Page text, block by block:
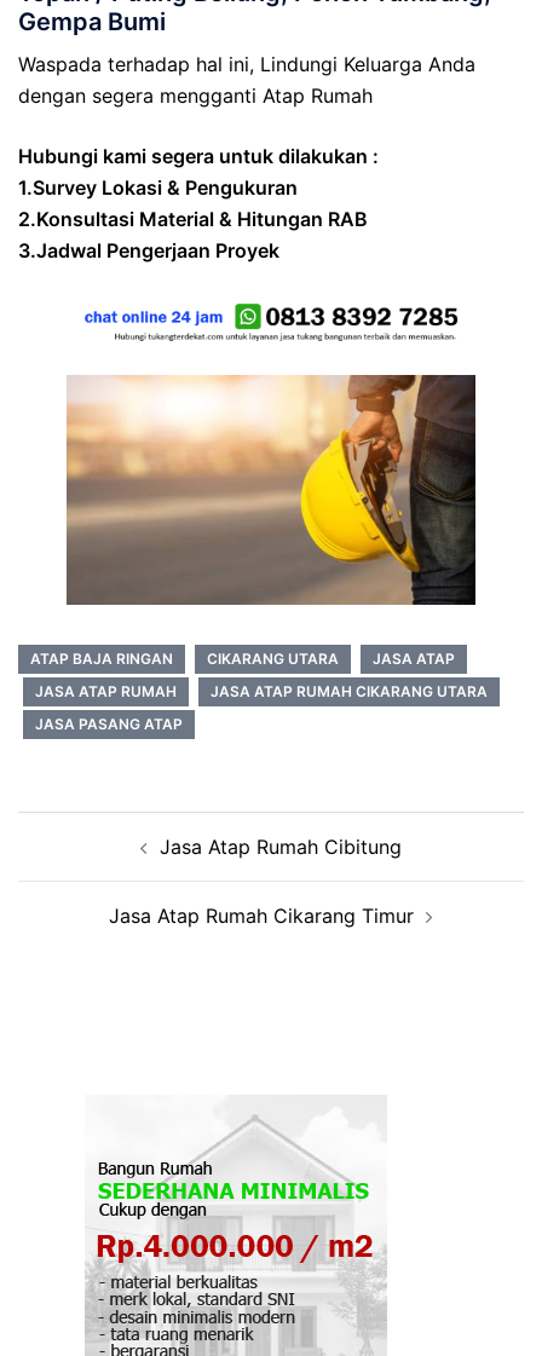
Gempa Bumi
Waspada terhadap hal ini, Lindungi Keluarga Anda
dengan segera mengganti Atap Rumah
Hubungi kami segera untuk dilakukan :
1.Survey Lokasi & Pengukuran
2.Konsultasi Material & Hitungan RAB
3.Jadwal Pengerjaan Proyek
ATAP BAJA RINGAN CIKARANG UTARA
JASA ATAP
JASA ATAP RUMAH
JASA ATAP RUMAH CIKARANG UTARA
JASA PASANG ATAP
navigationJasa Atap Rumah Cibitung
Jasa Atap Rumah Cikarang Timur